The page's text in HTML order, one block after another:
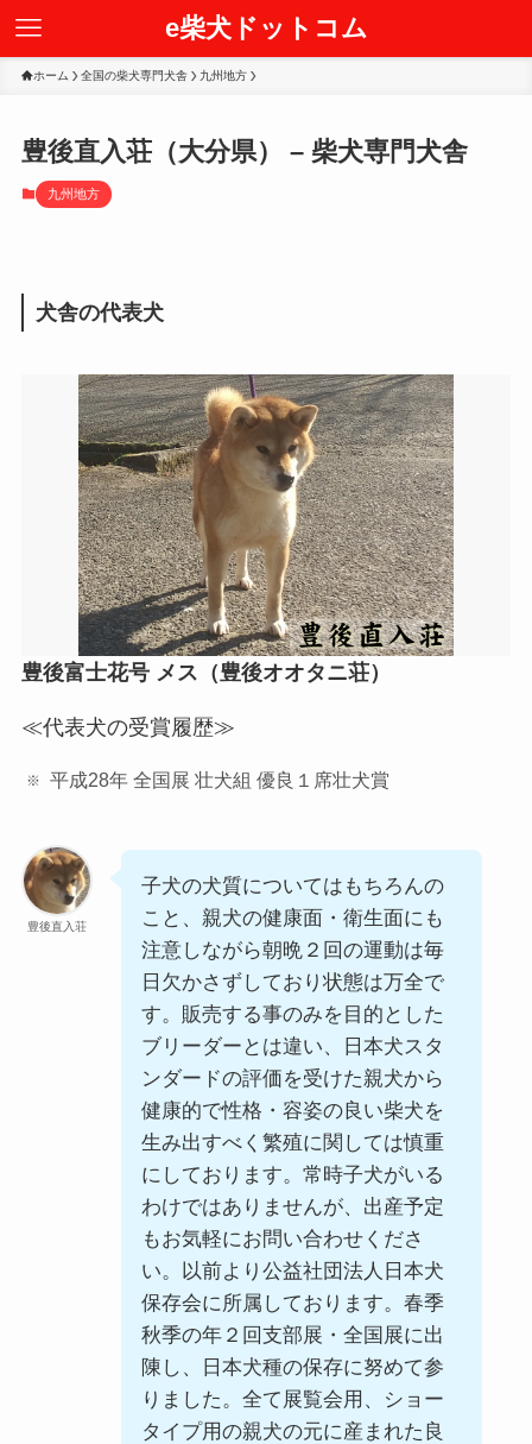
e柴犬ドットコム
ホーム 全国の柴犬専門犬舎 九州地方
豊後直入荘（大分県） – 柴犬専門犬舎
九州地方
犬舎の代表犬
豊後富士花号 メス（豊後オオタニ荘）
≪代表犬の受賞履歴≫
平成28年 全国展 壮犬組 優良１席壮犬賞
豊後直入荘
子犬の犬質についてはもちろんの
こと、親犬の健康面・衛生面にも
注意しながら朝晩２回の運動は毎
日欠かさずしており状態は万全で
す。販売する事のみを目的とした
ブリーダーとは違い、日本犬スタ
ンダードの評価を受けた親犬から
健康的で性格・容姿の良い柴犬を
生み出すべく繁殖に関しては慎重
にしております。常時子犬がいる
わけではありませんが、出産予定
もお気軽にお問い合わせくださ
い。以前より公益社団法人日本犬
保存会に所属しております。春季
秋季の年２回支部展・全国展に出
陳し、日本犬種の保存に努めて参
りました。全て展覧会用、ショー
タイプ用の親犬の元に産まれた良